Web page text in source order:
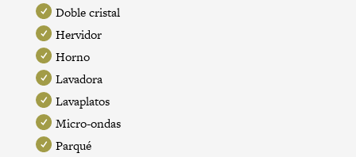
Doble cristal
Hervidor
Horno
Lavadora
Lavaplatos
Micro-ondas
Parqué